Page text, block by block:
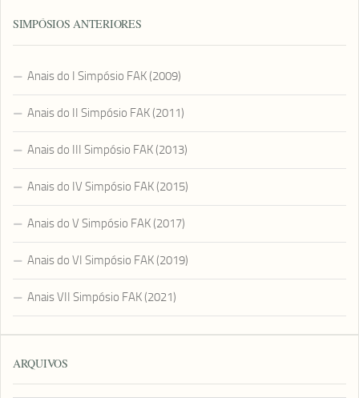
SIMPÓSIOS ANTERIORES
Anais do I Simpósio FAK (2009)
Anais do II Simpósio FAK (2011)
Anais do III Simpósio FAK (2013)
Anais do IV Simpósio FAK (2015)
Anais do V Simpósio FAK (2017)
Anais do VI Simpósio FAK (2019)
Anais VII Simpósio FAK (2021)
ARQUIVOS